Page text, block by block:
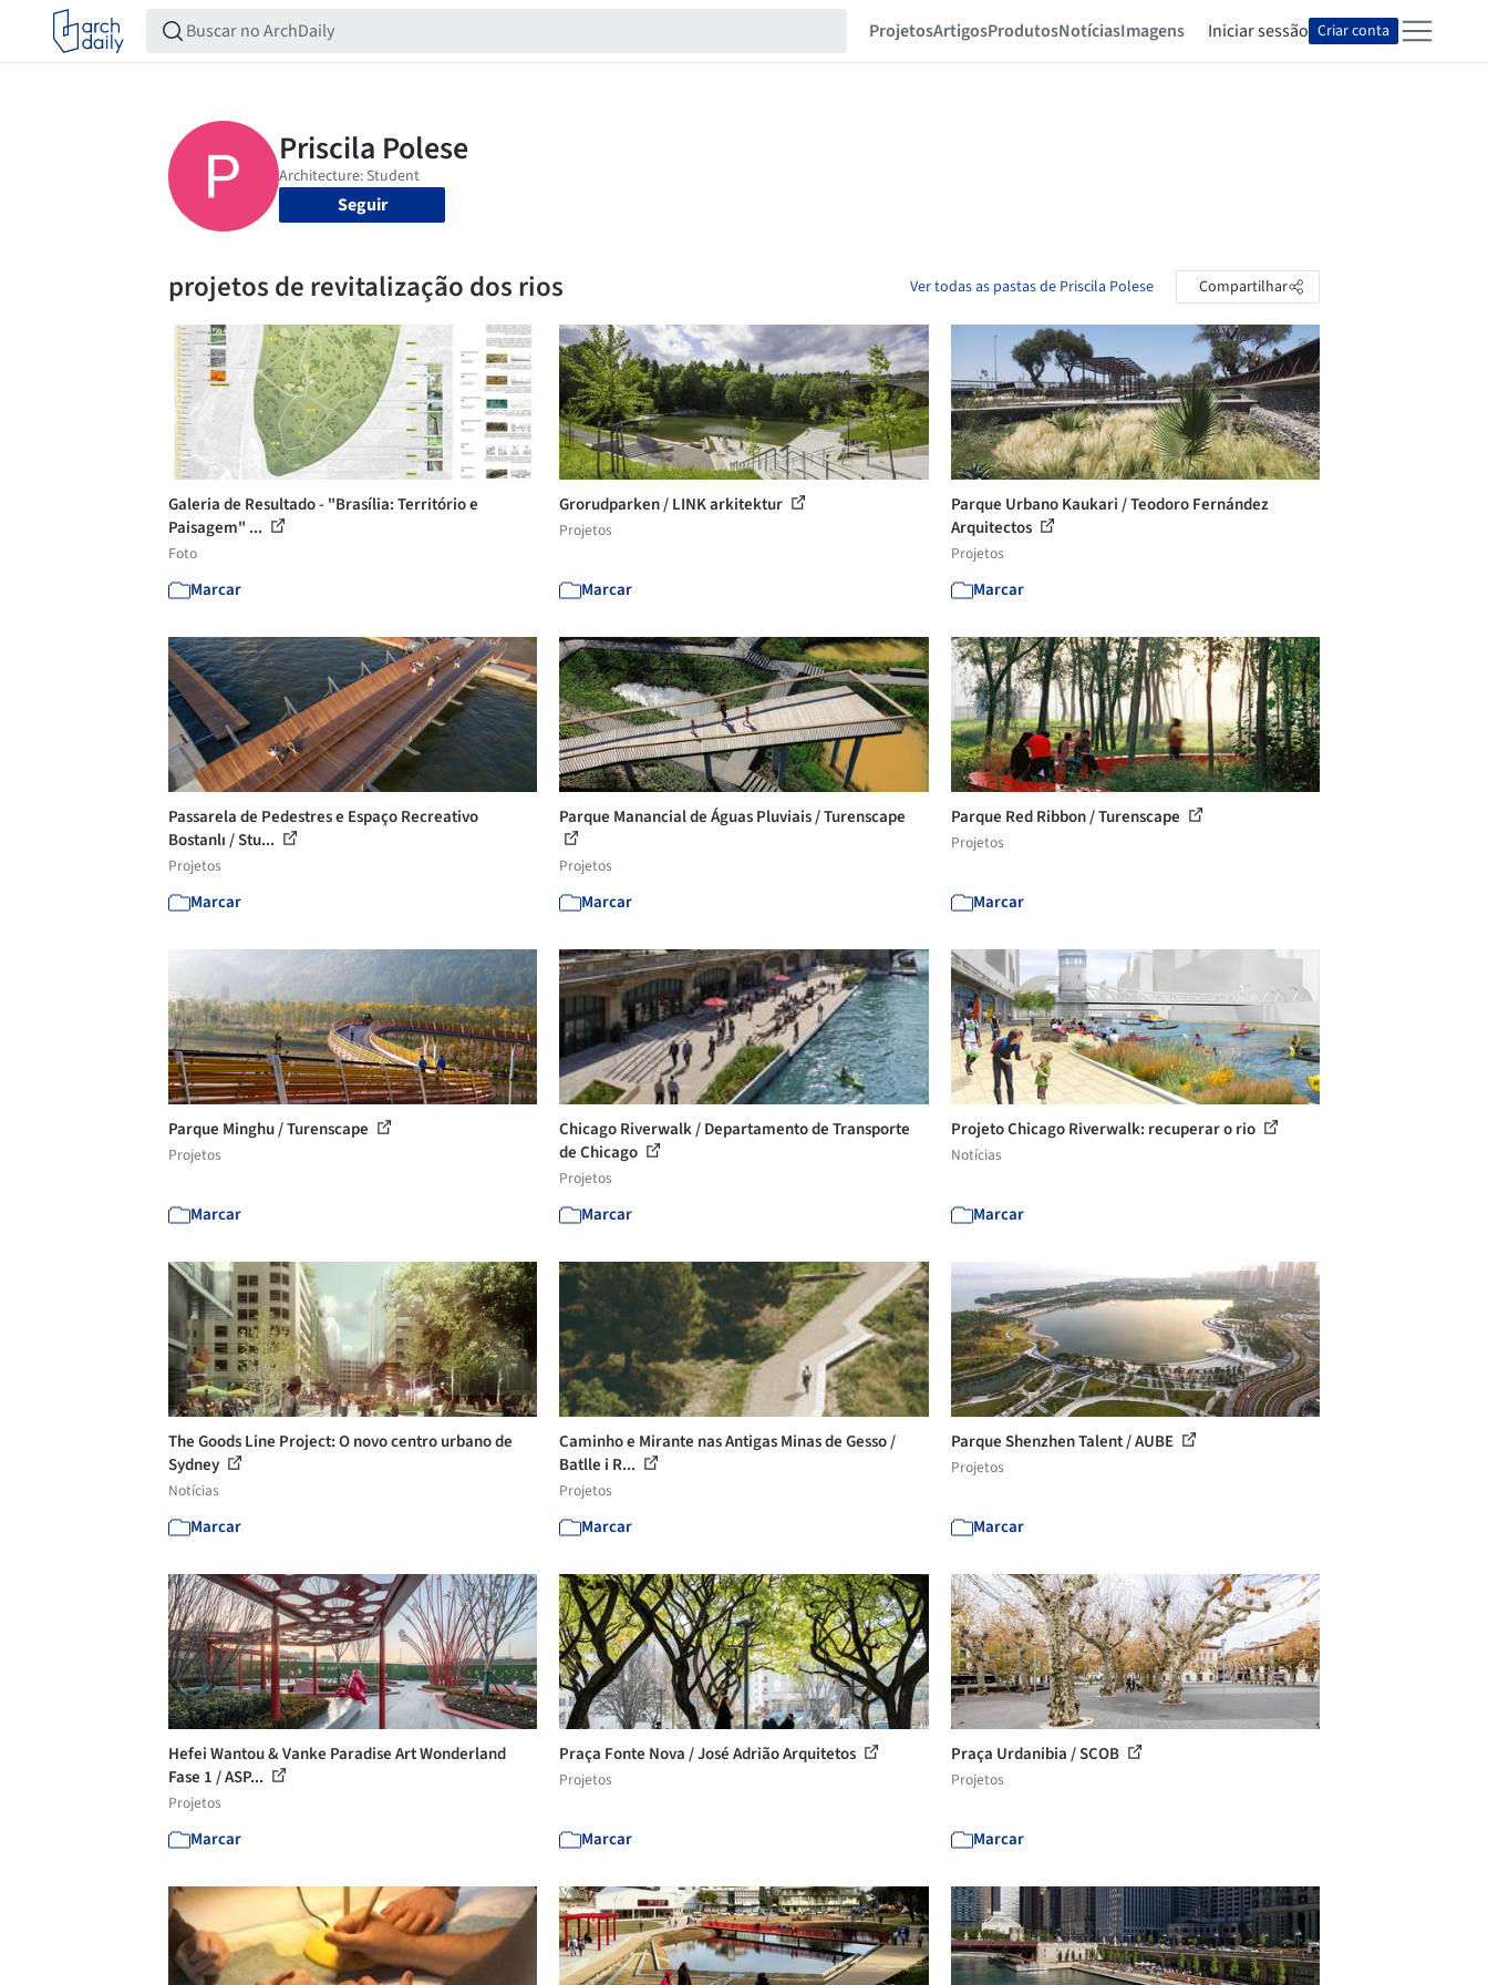
ProjetosArtigosProdutosNotíciasImagens Iniciar sessão Criar conta
Seguir
projetos de revitalização dos rios Ver todas as pastas de Priscila Polese Compartilhar
Galeria de Resultado - "Brasília: Território e
Paisagem" ...
Foto
Marcar
Grorudparken / LINK arkitektur
Projetos
Marcar
Parque Urbano Kaukari / Teodoro Fernández
Arquitectos
Projetos
Marcar
Passarela de Pedestres e Espaço Recreativo
Bostanlı / Stu...
Projetos
Marcar
Parque Manancial de Águas Pluviais / Turenscape
Projetos
Marcar
Parque Red Ribbon / Turenscape
Projetos
Marcar
Parque Minghu / Turenscape
Projetos
Marcar
Chicago Riverwalk / Departamento de Transporte
de Chicago
Projetos
Marcar
Projeto Chicago Riverwalk: recuperar o rio
Notícias
Marcar
The Goods Line Project: O novo centro urbano de
Sydney
Notícias
Marcar
Caminho e Mirante nas Antigas Minas de Gesso /
Batlle i R...
Projetos
Marcar
Parque Shenzhen Talent / AUBE
Projetos
Marcar
Hefei Wantou & Vanke Paradise Art Wonderland
Fase 1 / ASP...
Projetos
Marcar
Praça Fonte Nova / José Adrião Arquitetos
Projetos
Marcar
Praça Urdanibia / SCOB
Projetos
Marcar